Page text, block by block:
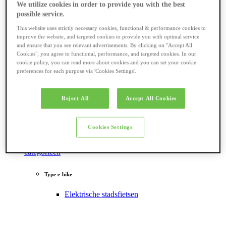
categorieën
Type e-bike
Elektrische stadsfietsen
We utilize cookies in order to provide you with the best
possible service.
This website uses strictly necessary cookies, functional & performance cookies to
improve the website, and targeted cookies to provide you with optimal service
and ensure that you see relevant advertisements. By clicking on "Accept All
Cookies", you agree to functional, performance, and targeted cookies. In our
cookie policy, you can read more about cookies and you can set your cookie
preferences for each purpose via 'Cookies Settings'.
Reject All Accept All Cookies
Cookies Settings